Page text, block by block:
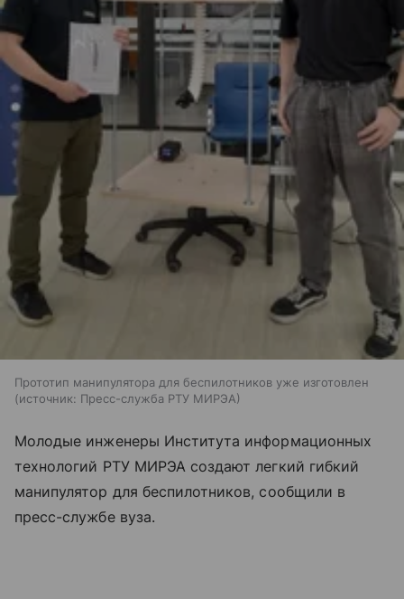
Прототип манипулятора для беспилотников уже изготовлен
источник: Пресс-служба РТУ МИРЭА
Молодые инженеры Института информационных
технологий РТУ МИРЭА создают легкий гибкий
манипулятор для беспилотников, сообщили в
пресс-службе вуза.